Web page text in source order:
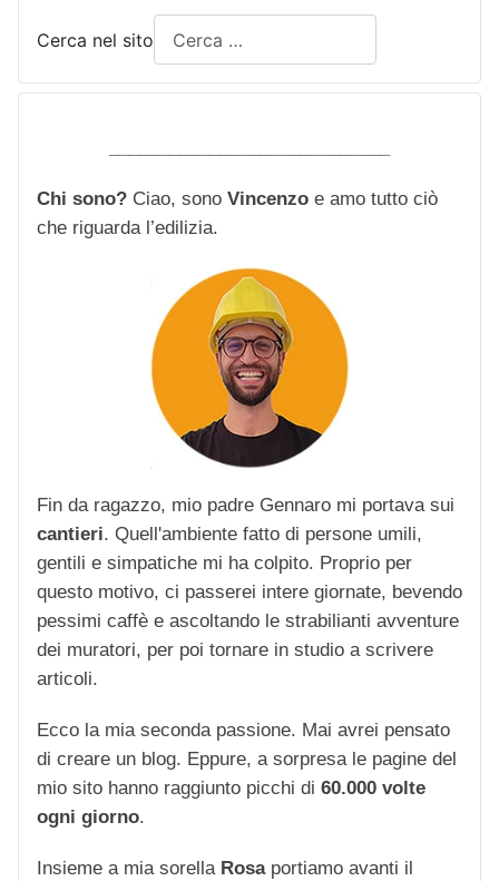
Cerca nel sito
Chi sono? Ciao, sono Vincenzo e amo tutto ciò
che riguarda l’edilizia.
Fin da ragazzo, mio padre Gennaro mi portava sui
cantieri. Quell'ambiente fatto di persone umili,
gentili e simpatiche mi ha colpito. Proprio per
questo motivo, ci passerei intere giornate, bevendo
pessimi caffè e ascoltando le strabilianti avventure
dei muratori, per poi tornare in studio a scrivere
articoli.
Ecco la mia seconda passione. Mai avrei pensato
di creare un blog. Eppure, a sorpresa le pagine del
mio sito hanno raggiunto picchi di 60.000 volte
ogni giorno.
Insieme a mia sorella Rosaportiamo avanti il